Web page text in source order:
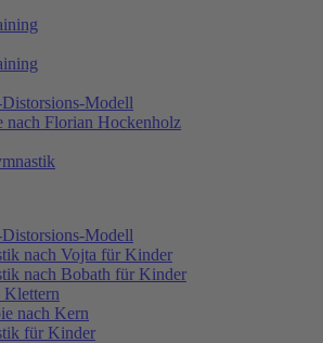
Modell
nach Florian Hockenholz
Modell
nach Vojta für Kinder
nach Bobath für Kinder
Klettern
nach Kern
für Kinder